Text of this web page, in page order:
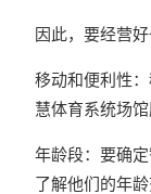
因此，要经营
移动和便利性
慧体育系统场
年龄段：要确
了解他们的年